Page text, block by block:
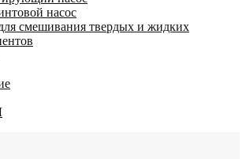
насос
смешивания твердых и жидких